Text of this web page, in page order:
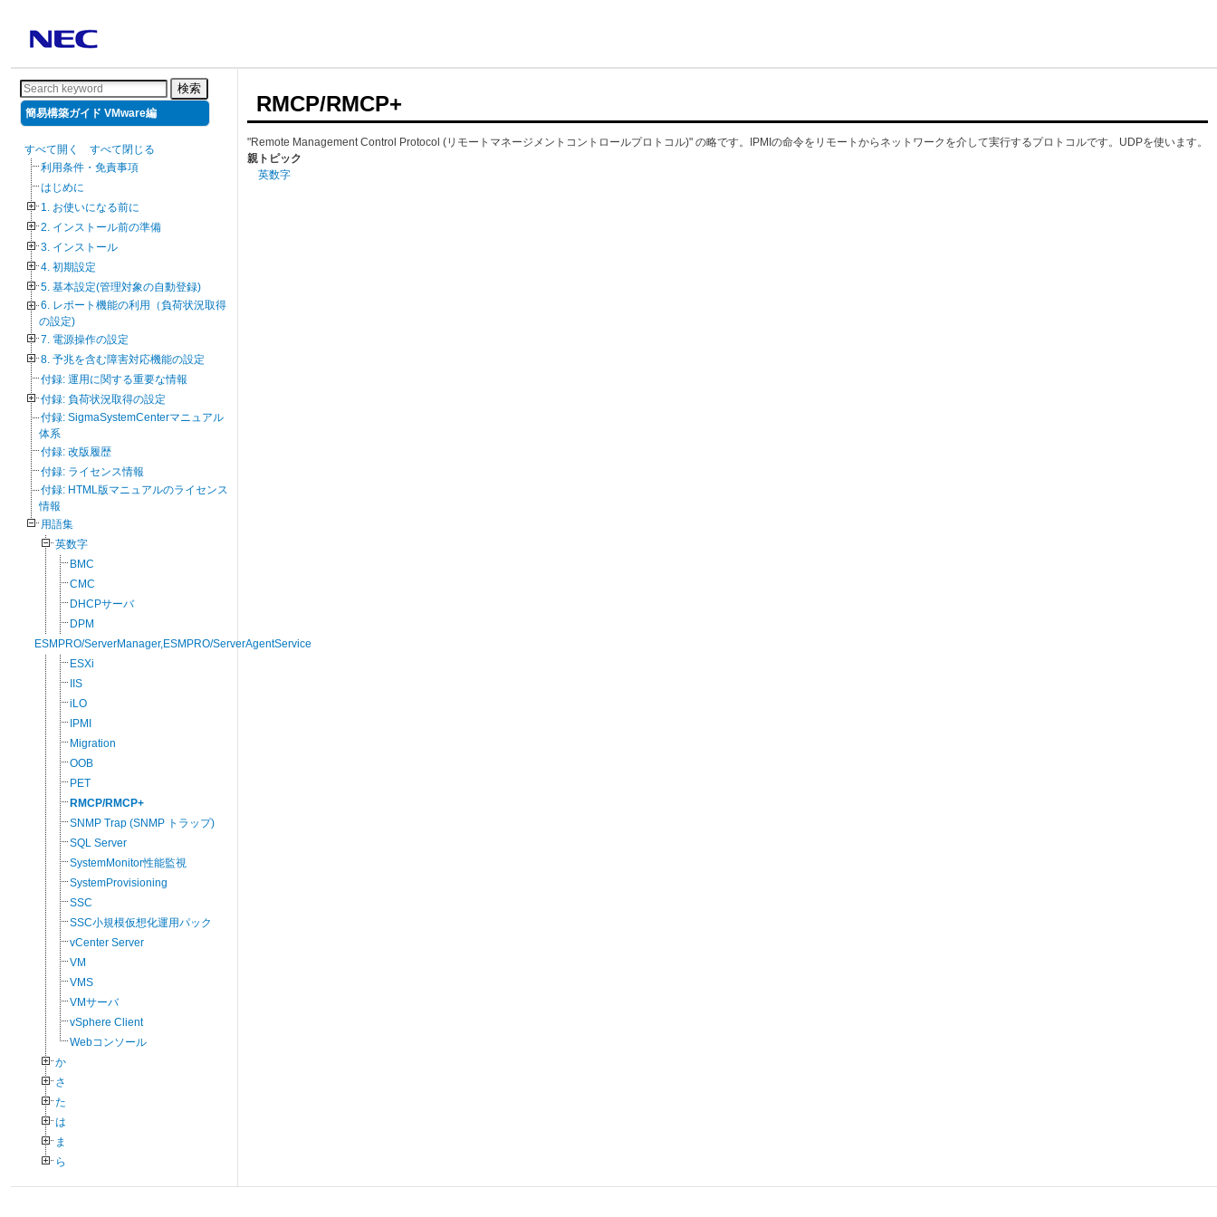
検索
簡易構築ガイド VMware編
すべて開く
すべて閉じる
利用条件・免責事項
はじめに
1. お使いになる前に
2. インストール前の準備
3. インストール
4. 初期設定
5. 基本設定(管理対象の自動登録)
6. レポート機能の利用（負荷状況取得
の設定)
7. 電源操作の設定
8. 予兆を含む障害対応機能の設定
付録: 運用に関する重要な情報
付録: 負荷状況取得の設定
付録: SigmaSystemCenterマニュアル
体系
付録: 改版履歴
付録: ライセンス情報
付録: HTML版マニュアルのライセンス
情報
用語集
英数字
BMC
CMC
DHCPサーバ
DPM
ESMPRO/ServerManager,ESMPRO/ServerAgentService
ESXi
IIS
iLO
IPMI
Migration
OOB
PET
RMCP/RMCP+
SNMP Trap (SNMP トラップ)
SQL Server
SystemMonitor性能監視
SystemProvisioning
SSC
SSC小規模仮想化運用パック
vCenter Server
VM
VMS
VMサーバ
vSphere Client
Webコンソール
か
さ
た
は
ま
ら
RMCP/RMCP+
"Remote Management Control Protocol (リモートマネージメントコントロールプロトコル)" の略です。IPMIの命令をリモートからネットワークを介して実行するプロトコルです。UDPを使います。
親トピック
英数字